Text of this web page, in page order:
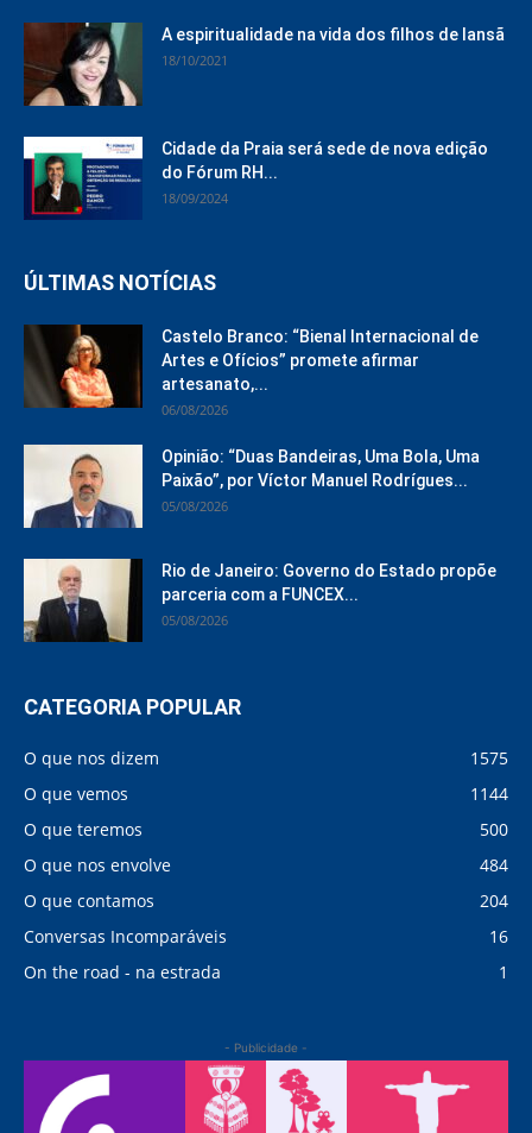
A espiritualidade na vida dos filhos de Iansã
18/10/2021
Cidade da Praia será sede de nova edição
do Fórum RH...
18/09/2024
ÚLTIMAS NOTÍCIAS
Castelo Branco: “Bienal Internacional de
Artes e Ofícios” promete afirmar
artesanato,...
06/08/2026
Opinião: “Duas Bandeiras, Uma Bola, Uma
Paixão”, por Víctor Manuel Rodrígues...
05/08/2026
Rio de Janeiro: Governo do Estado propõe
parceria com a FUNCEX...
05/08/2026
CATEGORIA POPULAR
O que nos dizem
1575
O que vemos
1144
O que teremos
500
O que nos envolve
484
O que contamos
204
Conversas Incomparáveis
16
On the road - na estrada
1
- Publicidade -